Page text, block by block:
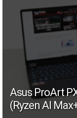
Asus ProArt
(Ryzen AI